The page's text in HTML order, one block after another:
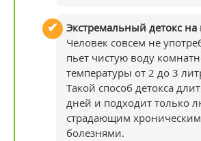
Экстремальный детокс на
Человек совсем не
пьет чистую воду
температуры от 2 до 3
Такой способ детокса
дней и подходит только
страдающим
болезнями.